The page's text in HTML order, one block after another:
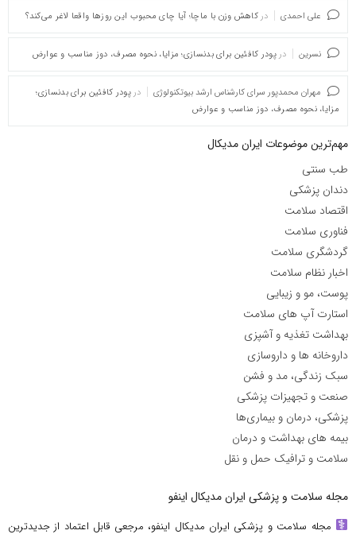
علی احمدی در کاهش وزن با ماچا؛ آیا چای محبوب این روزها واقعا لاغر می‌کند؟
نسرین در پودر کافئین برای بدنسازی؛ مزایا، نحوه مصرف، دوز مناسب و عوارض
مهران محمدپور سرای کارشناس ارشد بیوتکنولوژی در پودر کافئین برای بدنسازی؛
مزایا، نحوه مصرف، دوز مناسب و عوارض
مهم‌ترین موضوعات ایران مدیکال
طب سنتی
دندان پزشکی
اقتصاد سلامت
فناوری سلامت
گردشگری سلامت
اخبار نظام سلامت
پوست، مو و زیبایی
استارت آپ های سلامت
بهداشت تغذیه و آشپزی
داروخانه ها و داروسازی
سبک زندگی، مد و فشن
صنعت و تجهیزات پزشکی
پزشکی، درمان و بیماری‌ها
بیمه های بهداشت و درمان
سلامت و ترافیک حمل و نقل
مجله سلامت و پزشکی ایران مدیکال اینفو
مجله سلامت و پزشکی ایران مدیکال اینفو، مرجعی قابل اعتماد از جدیدترین